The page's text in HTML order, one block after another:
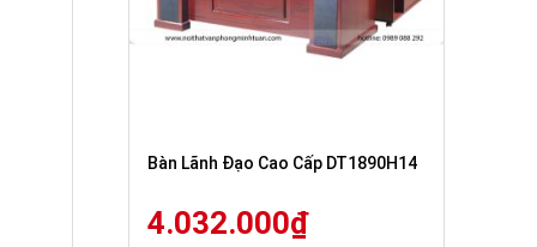
Bàn Lãnh Đạo Cao Cấp DT1890H14
4.032.000₫